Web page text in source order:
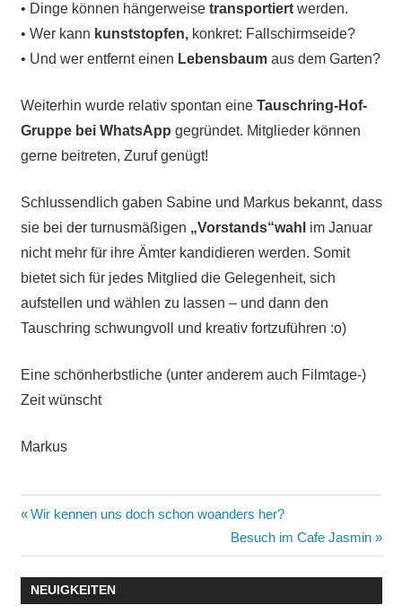
• Dinge können hängerweise transportiertwerden.
• Wer kann kunststopfen,konkret: Fallschirmseide?
• Und wer entfernt einen Lebensbaumaus dem Garten?
Weiterhin wurde relativ spontan eine Tauschring-Hof-
Gruppe bei WhatsApp gegründet. Mitglieder können
gerne beitreten, Zuruf genügt!
Schlussendlich gaben Sabine und Markus bekannt, dass
sie bei der turnusmäßigen „Vorstands“wahl im Januar
nicht mehr für ihre Ämter kandidieren werden. Somit
bietet sich für jedes Mitglied die Gelegenheit, sich
aufstellen und wählen zu lassen – und dann den
Tauschring schwungvoll und kreativ fortzuführen :o)
Eine schönherbstliche (unter anderem auch Filmtage-)
Zeit wünscht
Markus
Beitragsnavigation
Vorheriger
Wir kennen uns doch schon woanders her?
Nächster
Beitrag:
Besuch im Cafe Jasmin
NEUIGKEITEN